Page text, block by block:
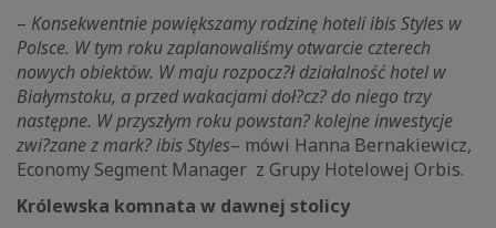
– Konsekwentnie powiększamy rodzinę hoteli ibis Styles w
Polsce. W tym roku zaplanowaliśmy otwarcie czterech
nowych obiektów. W maju rozpocz?ł działalność hotel w
Białymstoku, a przed wakacjami doł?cz? do niego trzy
następne. W przyszłym roku powstan? kolejne inwestycje
zwi?zane z mark? ibis Styles– mówi Hanna Bernakiewicz,
Economy Segment Manager z Grupy Hotelowej Orbis.
Królewska komnata w dawnej stolicy